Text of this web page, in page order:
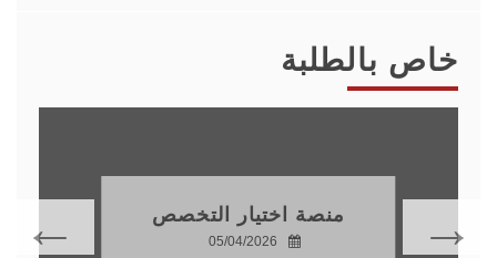
خاص بالطلبة
منصة اختيار التخصص
05/04/2026